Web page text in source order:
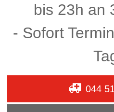
bis 23h an
- Sofort
044